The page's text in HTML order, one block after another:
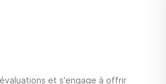
et s'engage à offrir